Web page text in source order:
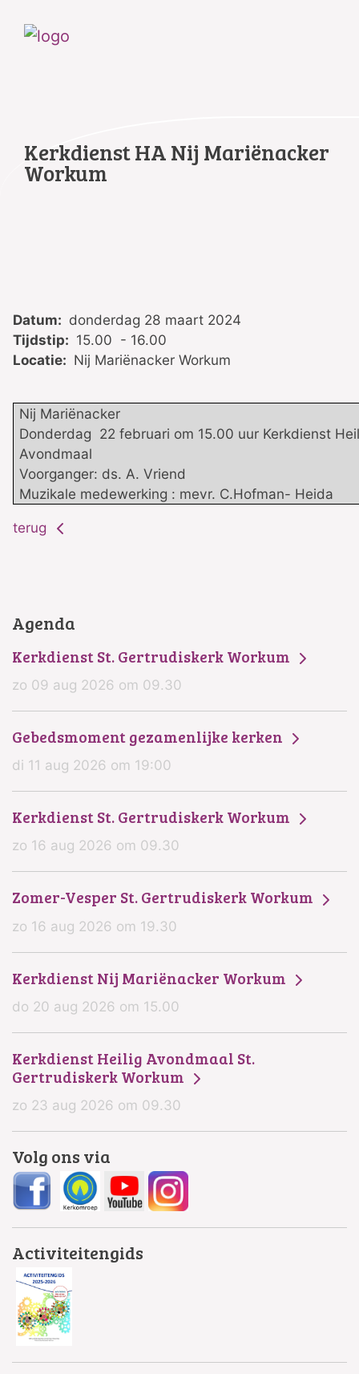
Kerkdienst HA Nij Mariënacker
Workum
Datum: donderdag 28 maart 2024
Tijdstip: 15.00 - 16.00
Locatie: Nij Mariënacker Workum
Nij Mariënacker
Donderdag 22 februari om 15.00 uur Kerkdienst
Avondmaal
Voorganger: ds. A. Vriend
Muzikale medewerking : mevr. C.Hofman- Heida
terug
Agenda
Kerkdienst St. Gertrudiskerk Workum
zo 09 aug 2026 om 09.30
Gebedsmoment gezamenlijke kerken
di 11 aug 2026 om 19:00
Kerkdienst St. Gertrudiskerk Workum
zo 16 aug 2026 om 09.30
Zomer-Vesper St. Gertrudiskerk Workum
zo 16 aug 2026 om 19.30
Kerkdienst Nij Mariënacker Workum
do 20 aug 2026 om 15.00
Kerkdienst Heilig Avondmaal St.
Gertrudiskerk Workum
zo 23 aug 2026 om 09.30
Volg ons via
Activiteitengids